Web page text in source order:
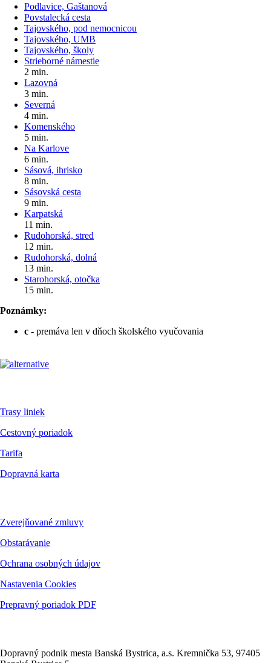
Podlavice, Gaštanová
Povstalecká cesta
Tajovského, pod nemocnicou
Tajovského, UMB
Tajovského, školy
Strieborné námestie
2 min.
Lazovná
3 min.
Severná
4 min.
Komenského
5 min.
Na Karlove
6 min.
Sásová, ihrisko
8 min.
Sásovská cesta
9 min.
Karpatská
11 min.
Rudohorská, stred
12 min.
Rudohorská, dolná
13 min.
Starohorská, otočka
15 min.
Poznámky:
c - premáva len v dňoch školského vyučovania
Trasy liniek
Cestovný poriadok
Tarifa
Dopravná karta
Zverejňované zmluvy
Obstarávanie
Ochrana osobných údajov
Nastavenia Cookies
Prepravný poriadok PDF
Dopravný podnik mesta Banská Bystrica, a.s. Kremnička 53, 97405